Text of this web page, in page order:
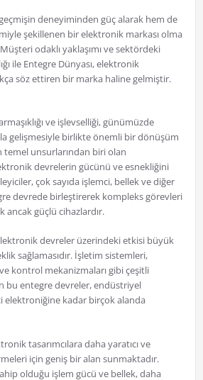
deneyiminden güç alarak hem de
şekillenen bir elektronik markası olma
odaklı yaklaşımı ve sektördeki
ile Entegre Dünyası, elektronik
söz ettiren bir marka haline gelmiştir.
ve işlevselliği, günümüzde
gelişmesiyle birlikte önemli bir dönüşüm
unsurlarından biri olan
devrelerin gücünü ve esnekliğini
çok sayıda işlemci, bellek ve diğer
devrede birleştirerek kompleks görevleri
güçlü cihazlardır.
devreler üzerindeki etkisi büyük
sağlamasıdır. İşletim sistemleri,
kontrol mekanizmaları gibi çeşitli
bu entegre devreler, endüstriyel
kadar birçok alanda
tasarımcılara daha yaratıcı ve
için geniş bir alan sunmaktadır.
olduğu işlem gücü ve bellek, daha